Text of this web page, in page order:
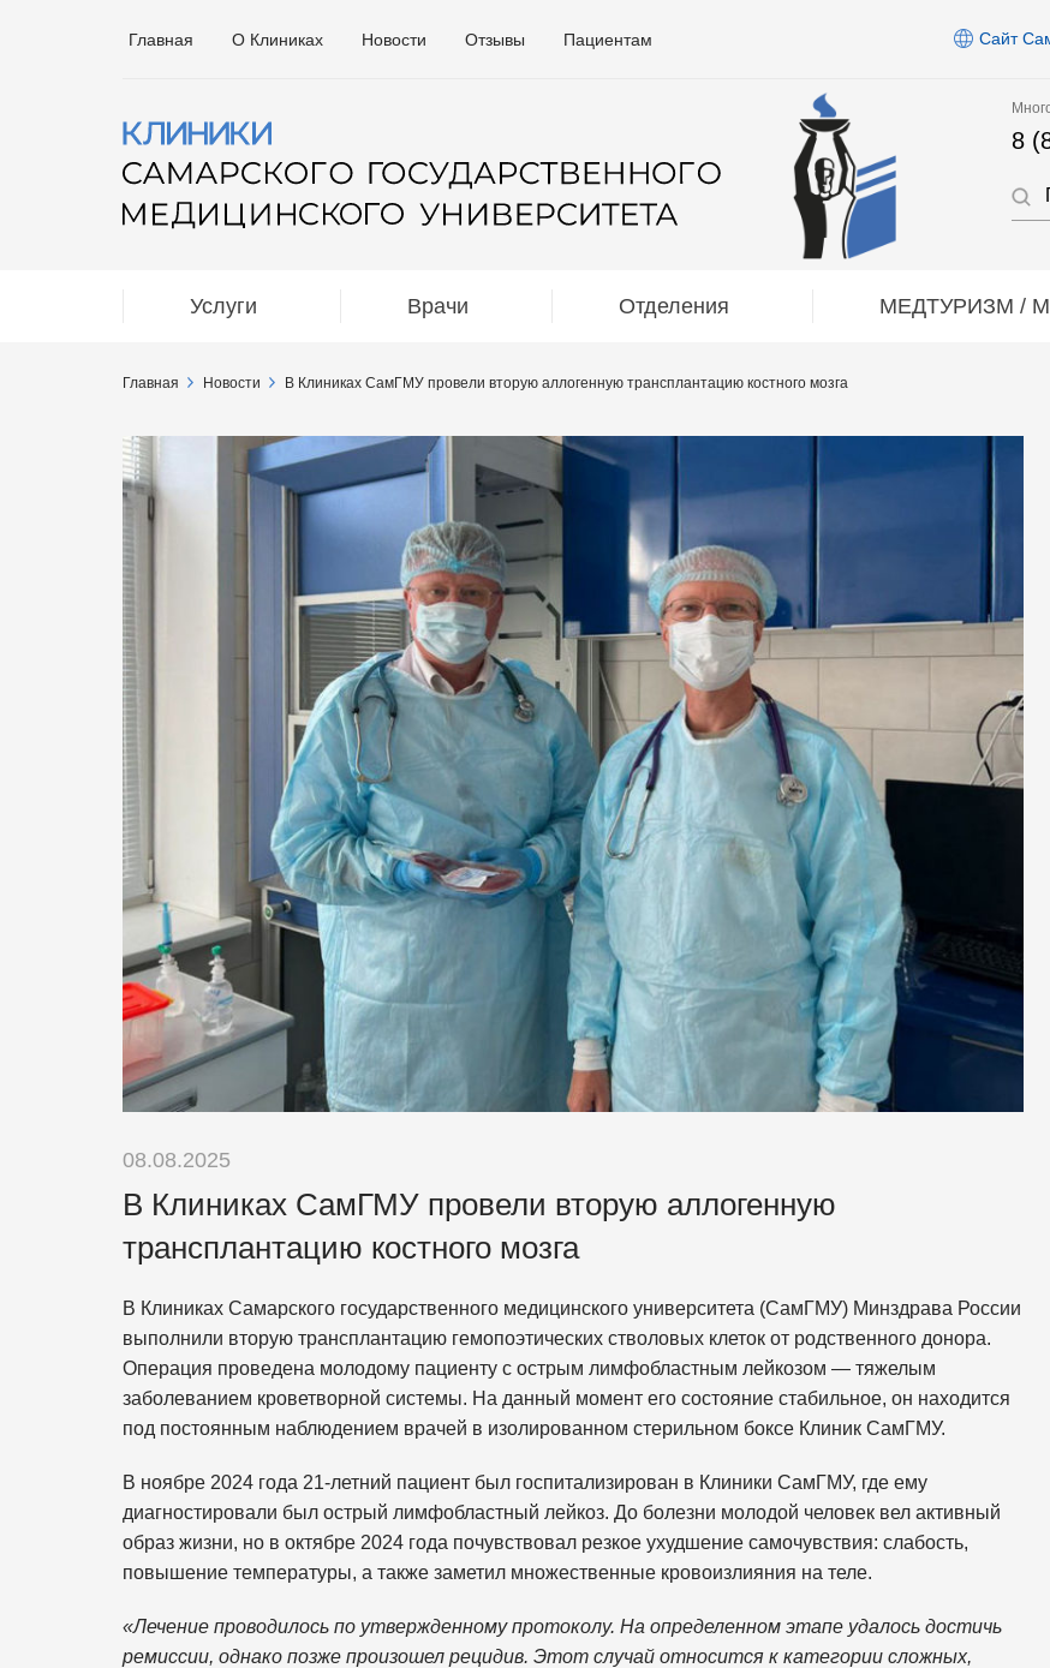
Главная О Клиниках Новости Отзывы Пациентам Сайт
8
Услуги Врачи Отделения МЕДТУРИЗМ /
Главная Новости В Клиниках СамГМУ провели вторую аллогенную трансплантацию костного мозга
08.08.2025
В Клиниках СамГМУ провели вторую аллогенную
трансплантацию костного мозга
В Клиниках Самарского государственного медицинского университета (СамГМУ) Минздрава России
выполнили вторую трансплантацию гемопоэтических стволовых клеток от родственного донора.
Операция проведена молодому пациенту с острым лимфобластным лейкозом — тяжелым
заболеванием кроветворной системы. На данный момент его состояние стабильное, он находится
под постоянным наблюдением врачей в изолированном стерильном боксе Клиник СамГМУ.
В ноябре 2024 года 21-летний пациент был госпитализирован в Клиники СамГМУ, где ему
диагностировали был острый лимфобластный лейкоз. До болезни молодой человек вел активный
образ жизни, но в октябре 2024 года почувствовал резкое ухудшение самочувствия: слабость,
повышение температуры, а также заметил множественные кровоизлияния на теле.
«Лечение проводилось по утвержденному протоколу. На определенном этапе удалось достичь
ремиссии, однако позже произошел рецидив. Этот случай относится к категории сложных,